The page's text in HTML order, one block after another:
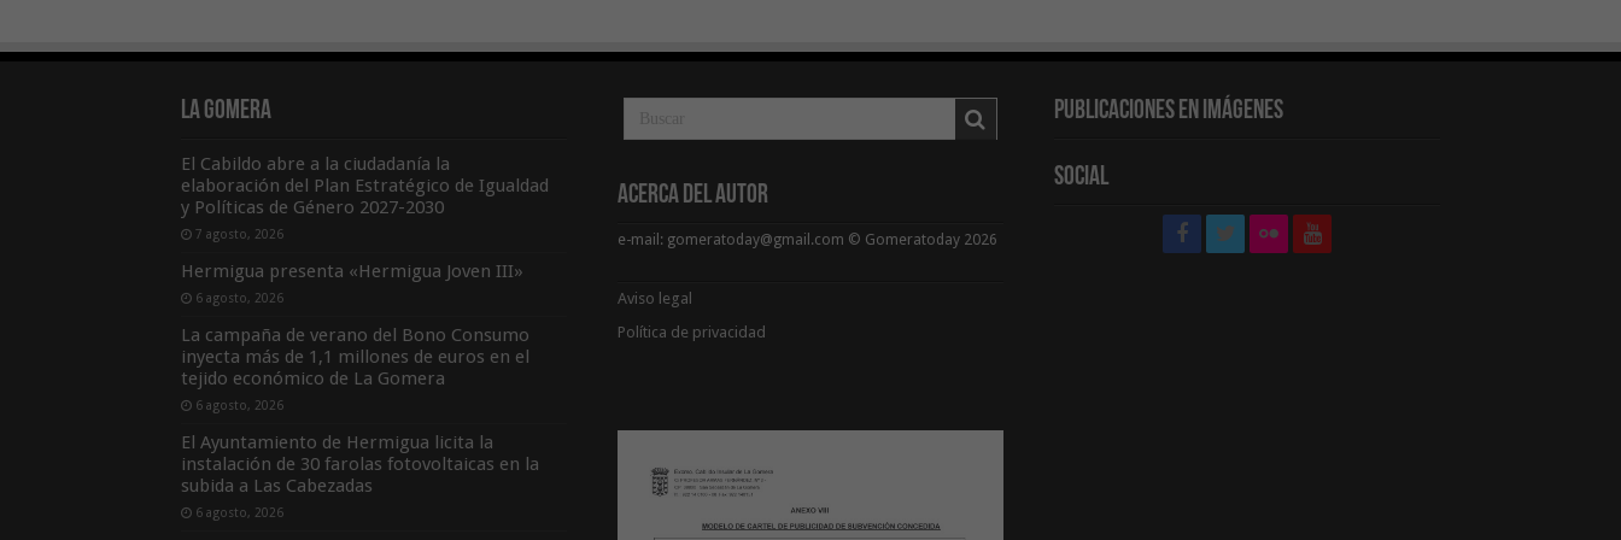
La Gomera
El Cabildo abre a la ciudadanía la
elaboración del Plan Estratégico de Igualdad
y Políticas de Género 2027-2030
7 agosto, 2026
Hermigua presenta «Hermigua Joven III»
6 agosto, 2026
La campaña de verano del Bono Consumo
inyecta más de 1,1 millones de euros en el
tejido económico de La Gomera
6 agosto, 2026
El Ayuntamiento de Hermigua licita la
instalación de 30 farolas fotovoltaicas en la
subida a Las Cabezadas
6 agosto, 2026
Acerca del Autor
e-mail: gomeratoday@gmail.com © Gomeratoday 2026
Aviso legal
Política de privacidad
Publicaciones en Imágenes
Social